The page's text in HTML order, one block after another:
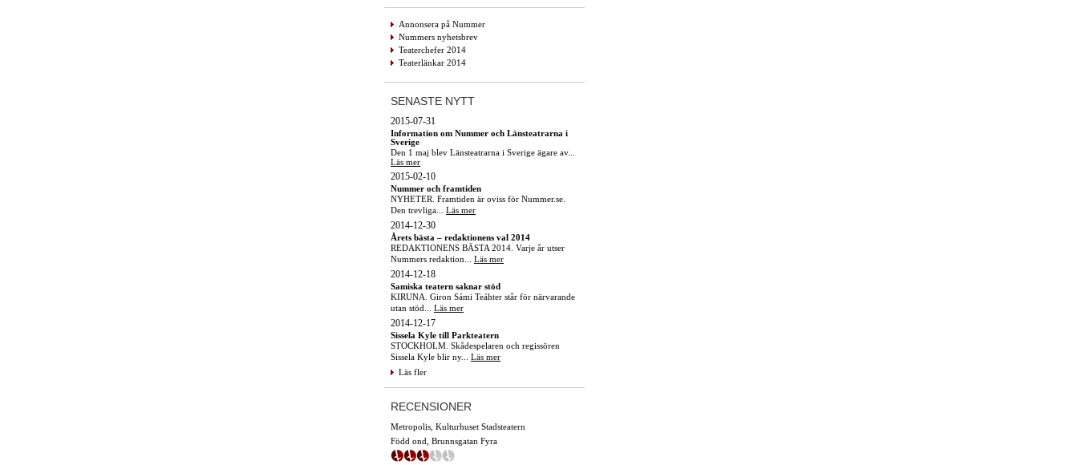
Annonsera på Nummer
Nummers nyhetsbrev
Teaterchefer 2014
Teaterlänkar 2014
SENASTE NYTT
2015-07-31
Information om Nummer och Länsteatrarna i
Sverige
Den 1 maj blev Länsteatrarna i Sverige ägare av...
Läs mer
2015-02-10
Nummer och framtiden
NYHETER. Framtiden är oviss för Nummer.se.
Den trevliga... Läs mer
2014-12-30
Årets bästa – redaktionens val 2014
REDAKTIONENS BÄSTA 2014. Varje år utser
Nummers redaktion... Läs mer
2014-12-18
Samiska teatern saknar stöd
KIRUNA. Giron Sámi Teáhter står för närvarande
utan stöd... Läs mer
2014-12-17
Sissela Kyle till Parkteatern
STOCKHOLM. Skådespelaren och regissören
Sissela Kyle blir ny... Läs mer
Läs fler
RECENSIONER
Metropolis, Kulturhuset Stadsteatern
Född ond, Brunnsgatan Fyra